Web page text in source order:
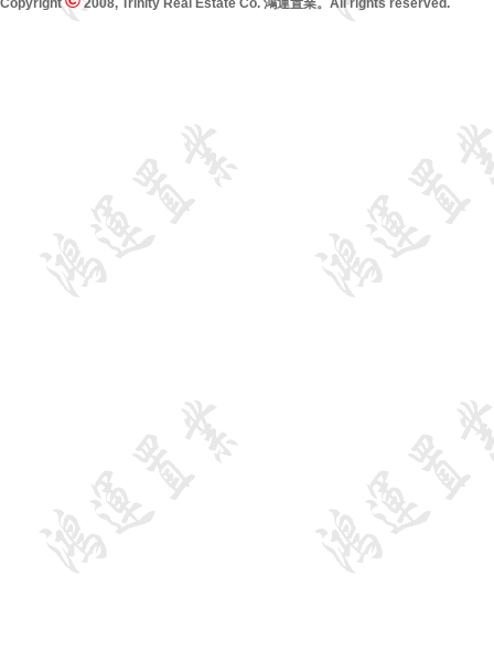
Copyright 2008, Trinity Real Estate Co. 鴻運置業。All rights reserved.